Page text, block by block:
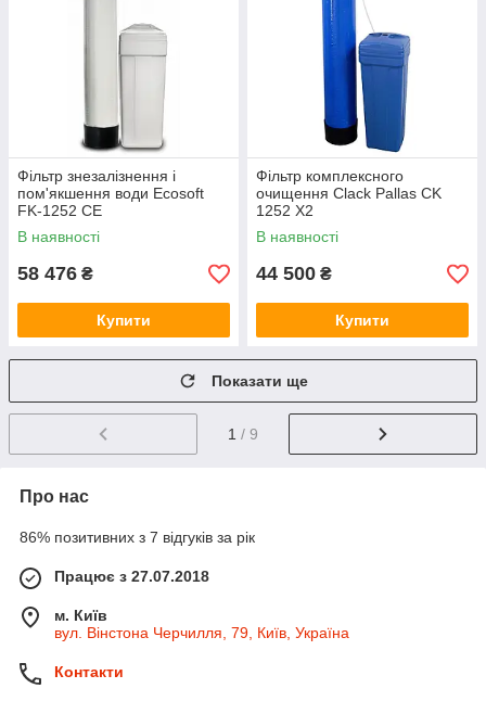
Фільтр знезалізнення і
пом'якшення води Ecosoft
FK-1252 CE
В наявності
58 476 ₴
Купити
Фільтр комплексного
очищення Clack Pallas CK
1252 X2
В наявності
44 500 ₴
Купити
Показати ще
1 / 9
Про нас
86% позитивних з 7 відгуків за рік
Працює з 27.07.2018
м. Київ
вул. Вінстона Черчилля, 79, Київ, Україна
Контакти